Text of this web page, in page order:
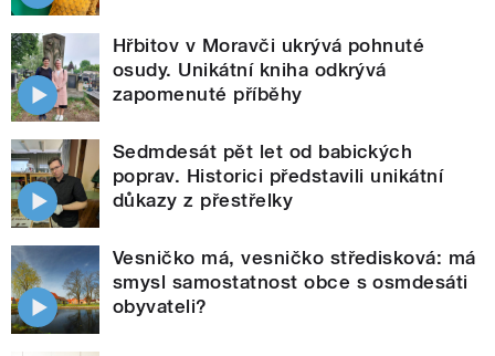
Hřbitov v Moravči ukrývá pohnuté
osudy. Unikátní kniha odkrývá
zapomenuté příběhy
Sedmdesát pět let od babických
poprav. Historici představili unikátní
důkazy z přestřelky
Vesničko má, vesničko středisková: má
smysl samostatnost obce s osmdesáti
obyvateli?